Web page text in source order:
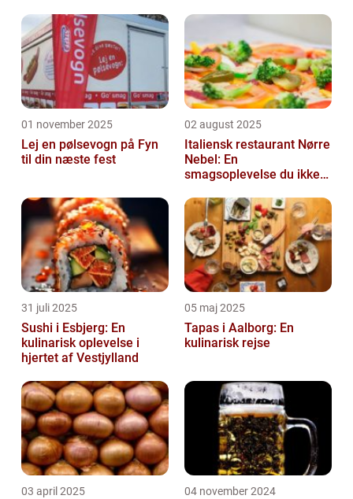
01 november 2025
Lej en pølsevogn på Fyn
til din næste fest
02 august 2025
Italiensk restaurant Nørre
Nebel: En
smagsoplevelse du ikke
31 juli 2025
Sushi i Esbjerg: En
kulinarisk oplevelse i
hjertet af Vestjylland
05 maj 2025
Tapas i Aalborg: En
kulinarisk rejse
03 april 2025 04 november 2024